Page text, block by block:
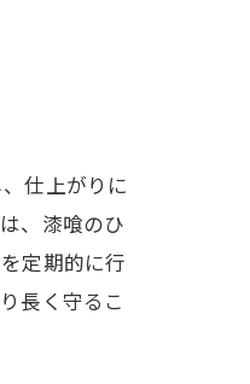
仕上がりに
、漆喰のひ
定期的に行
長く守るこ